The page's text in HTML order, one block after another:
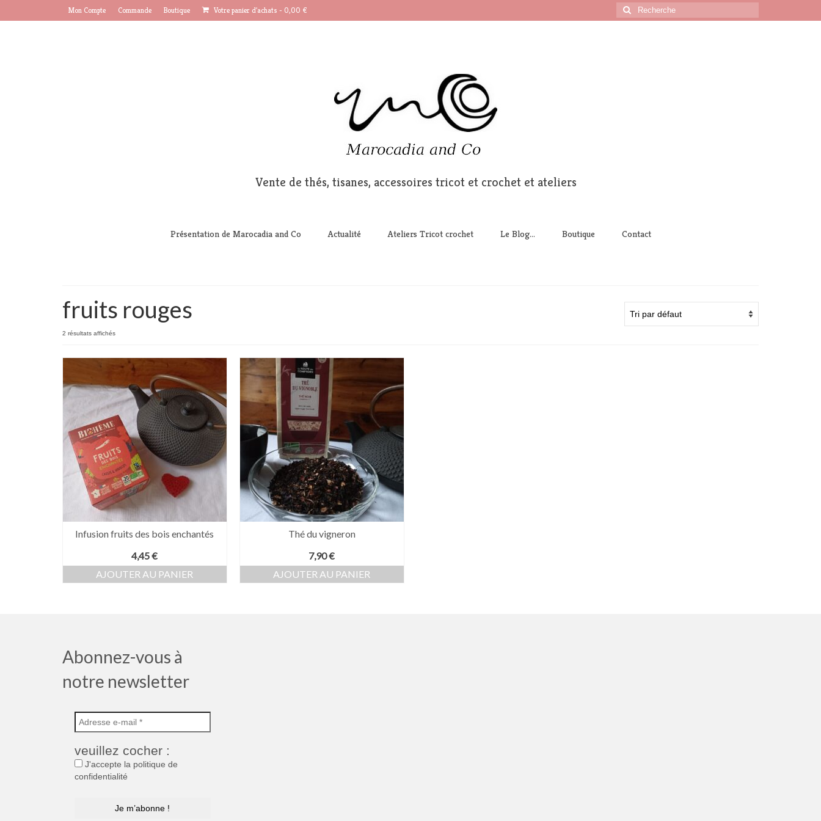
Mon Compte Commande Boutique Votre panier d'achats - 0,00 €
Rechercher
:
Vente de thés, tisanes, accessoires tricot et crochet et ateliers
Présentation de Marocadia and Co Actualité Ateliers Tricot crochet Le Blog… Boutique Contact
fruits rouges
2 résultats affichés
Infusion fruits des bois enchantés
4,45€
AJOUTER AU PANIER
Thé du vigneron
7,90€
AJOUTER AU PANIER
Abonnez-vous à
notre newsletter
veuillez cocher :
J'accepte la politique de
confidentialité